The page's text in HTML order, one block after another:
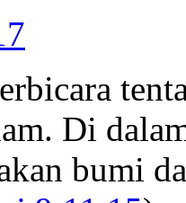
Di
bumi